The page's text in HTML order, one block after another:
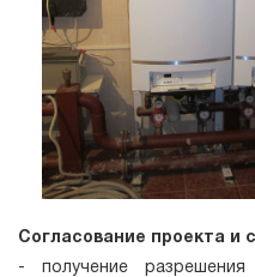
Согласование проекта и
- получение